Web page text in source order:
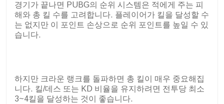
경기가 끝나면 PUBG의 순위 시스템은 적에게 주는 피
해와 총 킬 수를 고려합니다. 플레이어가 킬을 달성할 수
는 없지만 이 포인트 손상으로 순위 포인트를 높일 수 있
습니다.
하지만 크라운 랭크를 돌파하면 총 킬이 매우 중요해집
니다. 킬/데스 또는 KD 비율을 유지하려면 전투당 최소
3~4킬을 달성하는 것이 좋습니다.